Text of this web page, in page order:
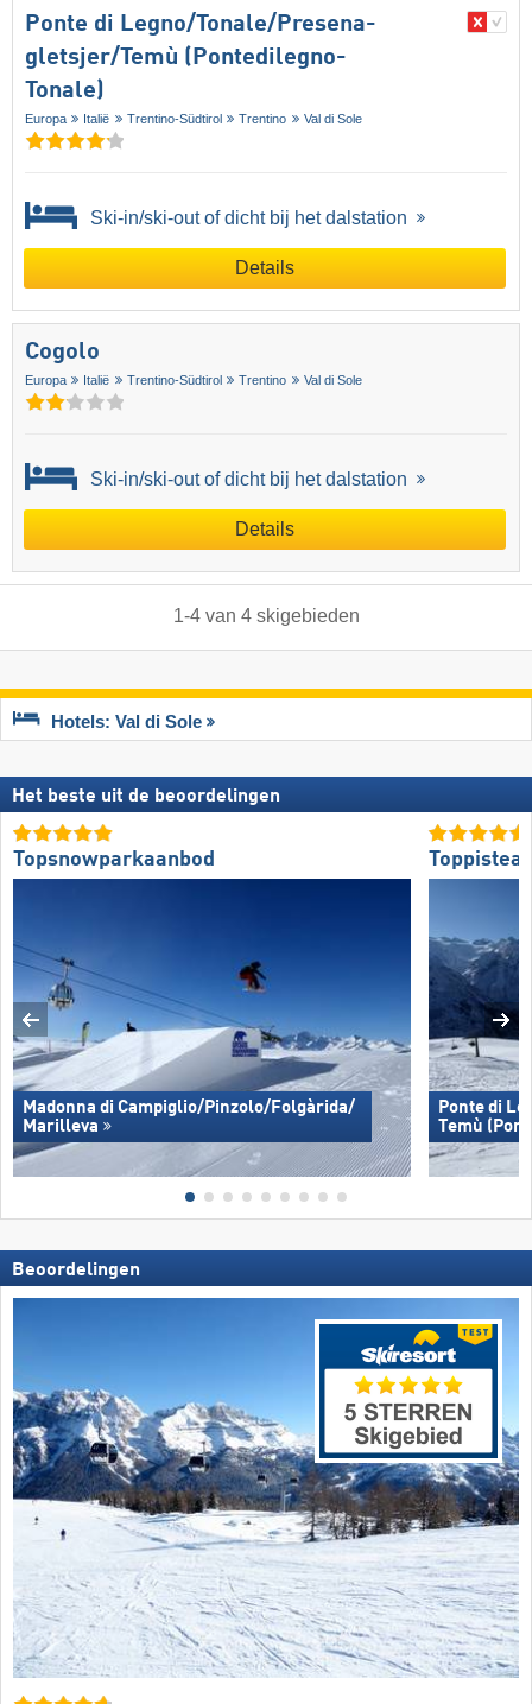
Ponte di Legno/​​Tonale/​​Presena-
gletsjer/​​Temù (Pontedilegno-
Tonale)
Europa Italië Trentino-Südtirol Trentino Val di Sole
Ski-in/ski-out of dicht bij het dalstation
Details
Cogolo
Europa Italië Trentino-Südtirol Trentino Val di Sole
Ski-in/ski-out of dicht bij het dalstation
Details
1-4van 4 skigebieden
Hotels: Val di Sole
Het beste uit de beoordelingen
Topsnowparkaanbod
Madonna di Campiglio/​Pinzolo/​Folgàrida/​
Marilleva
Ponte di
Temù
Beoordelingen